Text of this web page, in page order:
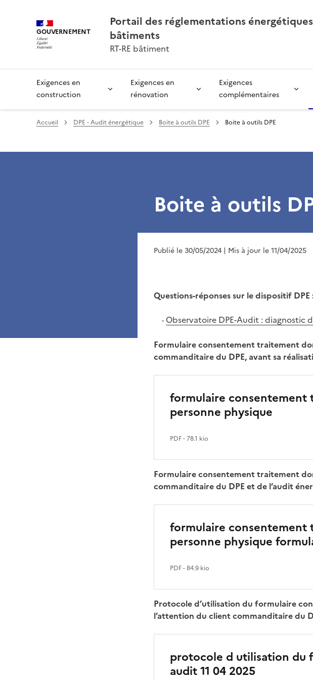
GOUVERNEMENT
Portail des réglementations
bâtiments
RT-RE bâtiment
Exigences en
construction
Exigences en
rénovation
Exigences
complémentaires
Accueil DPE - Audit énergétique Boite à outils DPE Boite à outils DPE
Boite à outils
Publié le 30/05/2024 | Mis à jour le 11/04/2025
Questions-réponses sur le dispositif DPE
- Observatoire DPE-Audit :
Formulaire consentement traitement
commanditaire du DPE, avant sa
formulaire consentement
personne physique
PDF- 78.1 kio
Formulaire consentement traitement
commanditaire du DPE et de l’audit
formulaire consentement
personne physique
PDF- 84.9 kio
Protocole d’utilisation du formulaire
l’attention du client commanditaire du
protocole d utilisation du
audit 11 04 2025